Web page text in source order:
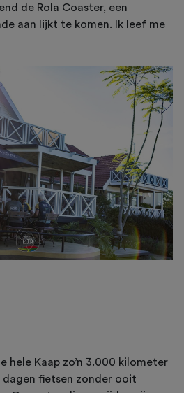
de Rola Coaster, een
aan lijkt te komen. Ik leef me
hele Kaap zo’n 3.000 kilometer
dagen fietsen zonder ooit